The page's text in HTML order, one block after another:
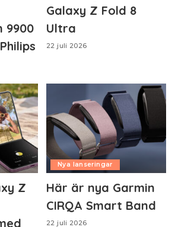
9900
Galaxy Z Fold 8
Ultra
22 juli 2026
Z
Nya lanseringar
Här är nya Garmin
CIRQA Smart Band
22 juli 2026